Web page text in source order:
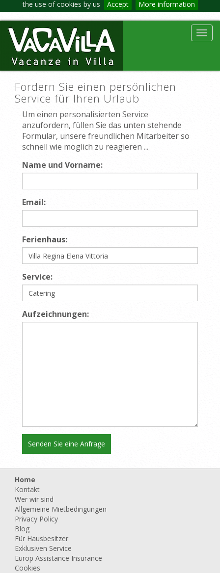
the use of cookies by us Accept More information
Fordern Sie einen persönlichen
Service für Ihren Urlaub
Um einen personalisierten Service
anzufordern, füllen Sie das unten stehende
Formular, unsere freundlichen Mitarbeiter so
schnell wie möglich zu reagieren ...
Name und Vorname:
Email:
Ferienhaus:
Service:
Aufzeichnungen:
Home
Kontakt
Wer wir sind
Allgemeine Mietbedingungen
Privacy Policy
Blog
Für Hausbesitzer
Exklusiven Service
Europ Assistance Insurance
Cookies